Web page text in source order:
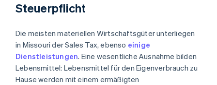
Steuerpflicht
Die meisten materiellen Wirtschaftsgüter unterliegen
in Missouri der Sales Tax, ebenso einige
Dienstleistungen. Eine wesentliche Ausnahme bilden
Lebensmittel: Lebensmittel für den Eigenverbrauch zu
Hause werden mit einem ermäßigten